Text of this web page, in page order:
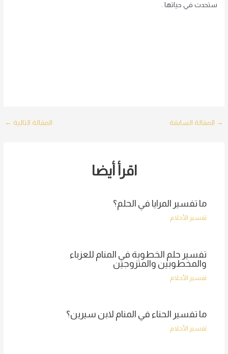
ستحدث في حياتها .
Post
→ المقالة السابقة المقالة التالية ←
اقرأ أيضا
ما تفسير المرايا في الحلم؟
تفسير الأحلام
تفسير حلم الخطوبة في المنام للعزباء
والمخطوبين والمتزوجين
تفسير الأحلام
ما تفسير الحناء في المنام لابن سيرين؟
تفسير الأحلام